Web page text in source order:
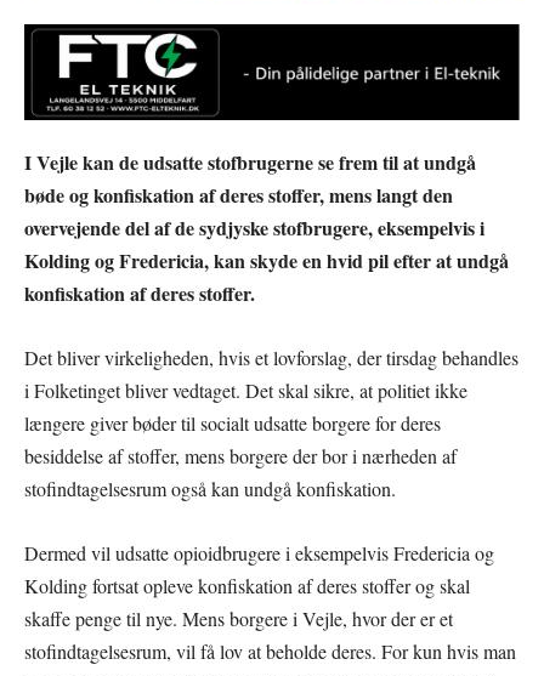
I Vejle kan de udsatte stofbrugerne se frem til at undgå
bøde og konfiskation af deres stoffer, mens langt den
overvejende del af de sydjyske stofbrugere, eksempelvis i
Kolding og Fredericia, kan skyde en hvid pil efter at undgå
konfiskation af deres stoffer.
Det bliver virkeligheden, hvis et lovforslag, der tirsdag behandles
i Folketinget bliver vedtaget. Det skal sikre, at politiet ikke
længere giver bøder til socialt udsatte borgere for deres
besiddelse af stoffer, mens borgere der bor i nærheden af
stofindtagelsesrum også kan undgå konfiskation.
Dermed vil udsatte opioidbrugere i eksempelvis Fredericia og
Kolding fortsat opleve konfiskation af deres stoffer og skal
skaffe penge til nye. Mens borgere i Vejle, hvor der er et
stofindtagelsesrum, vil få lov at beholde deres. For kun hvis man